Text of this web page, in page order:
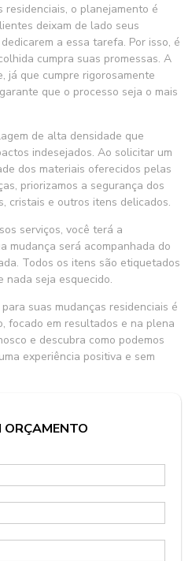
residenciais, o planejamento é
deixam de lado seus
a essa tarefa. Por isso, é
cumpra suas promessas. A
já que cumpre rigorosamente
que o processo seja o mais
de alta densidade que
indesejados. Ao solicitar um
dos materiais oferecidos pelas
priorizamos a segurança dos
cristais e outros itens delicados.
serviços, você terá a
mudança será acompanhada do
Todos os itens são etiquetados
nada seja esquecido.
suas mudanças residenciais é
focado em resultados e na plena
e descubra como podemos
experiência positiva e sem
ORÇAMENTO